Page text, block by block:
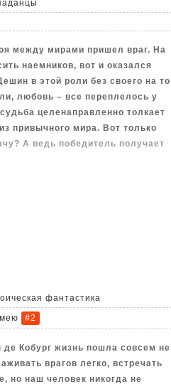
между мирами пришел враг. На
наемников, вот и оказался
в этой роли без своего на то
любовь – все переплелось у
целенаправленно толкает
привычного мира. Вот только
А ведь победитель получает
фантастика
#2
де Кобург жизнь пошла совсем не
врагов легко, встречать
но наш человек никогда не